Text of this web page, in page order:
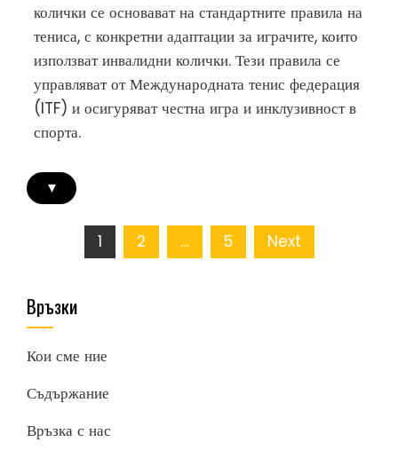
колички се основават на стандартните правила на
тениса, с конкретни адаптации за играчите, които
използват инвалидни колички. Тези правила се
управляват от Международната тенис федерация
(ITF) и осигуряват честна игра и инклузивност в
спорта.
▾
Posts
pagination
1 2 … 5 Next
Връзки
Кои сме ние
Съдържание
Връзка с нас